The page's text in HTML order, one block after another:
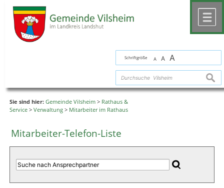
Schriftgröße A A A
Sie sind hier: Gemeinde Vilsheim > Rathaus &
Service > Verwaltung > Mitarbeiter im Rathaus
Mitarbeiter-Telefon-Liste